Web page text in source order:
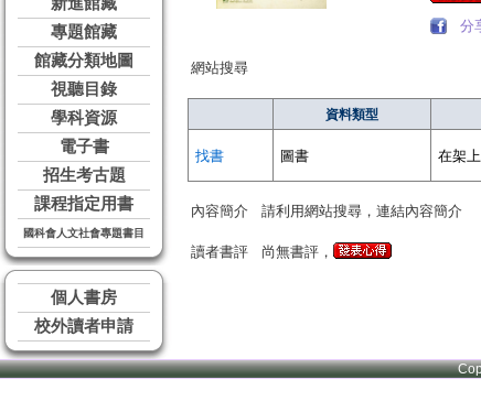
專題館藏
館藏分類地圖
視聽目錄
學科資源
電子書
招生考古題
課程指定用書
國科會人文社會專題書目
個人書房
校外讀者申請
分
網站搜尋
資料類型
找書 圖書 在架上
內容簡介 請利用網站搜尋，連結內容簡介
讀者書評 尚無書評，